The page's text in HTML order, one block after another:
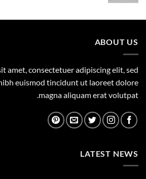
1,500.00 ₪.
₪.
ABOUT US
amet, consectetuer adipiscing elit, sed
euismod tincidunt ut laoreet dolore
magna aliquam erat volutpat.
LATEST NEWS